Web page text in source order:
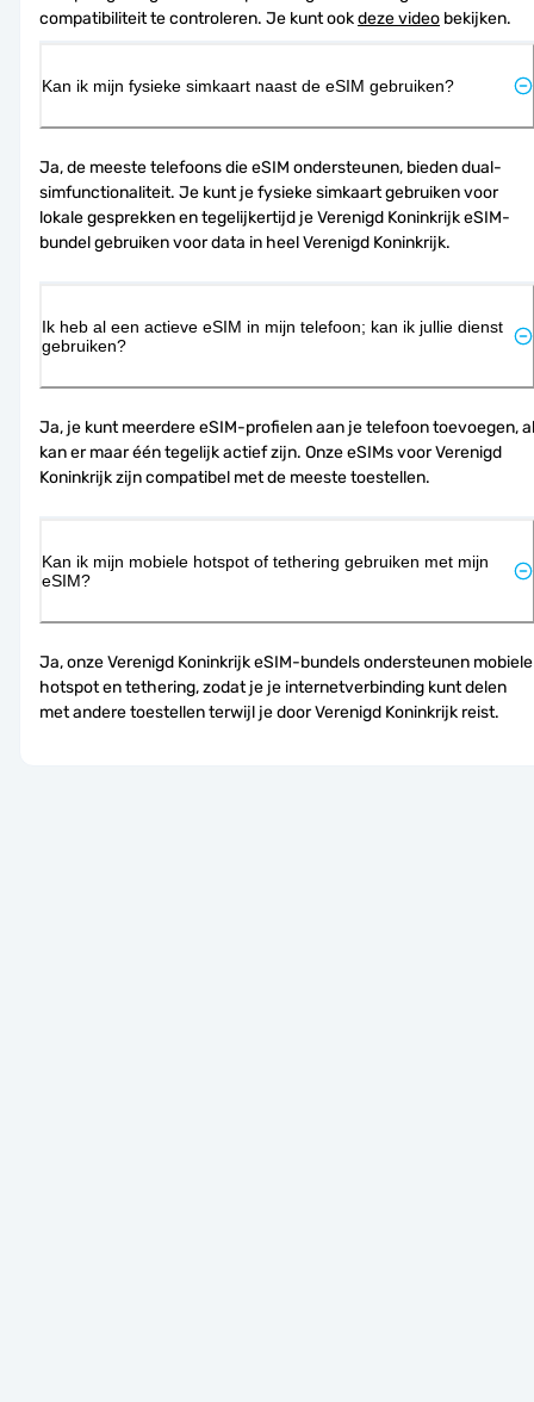
compatibiliteit te controleren. Je kunt ook deze video bekijken.
Kan ik mijn fysieke simkaart naast de eSIM gebruiken?
Ja, de meeste telefoons die eSIM ondersteunen, bieden dual-
simfunctionaliteit. Je kunt je fysieke simkaart gebruiken voor
lokale gesprekken en tegelijkertijd je Verenigd Koninkrijk eSIM-
bundel gebruiken voor data in heel Verenigd Koninkrijk.
Ik heb al een actieve eSIM in mijn telefoon; kan ik jullie dienst
gebruiken?
Ja, je kunt meerdere eSIM-profielen aan je telefoon toevoegen, al
kan er maar één tegelijk actief zijn. Onze eSIMs voor Verenigd
Koninkrijk zijn compatibel met de meeste toestellen.
Kan ik mijn mobiele hotspot of tethering gebruiken met mijn
eSIM?
Ja, onze Verenigd Koninkrijk eSIM-bundels ondersteunen mobiele
hotspot en tethering, zodat je je internetverbinding kunt delen
met andere toestellen terwijl je door Verenigd Koninkrijk reist.